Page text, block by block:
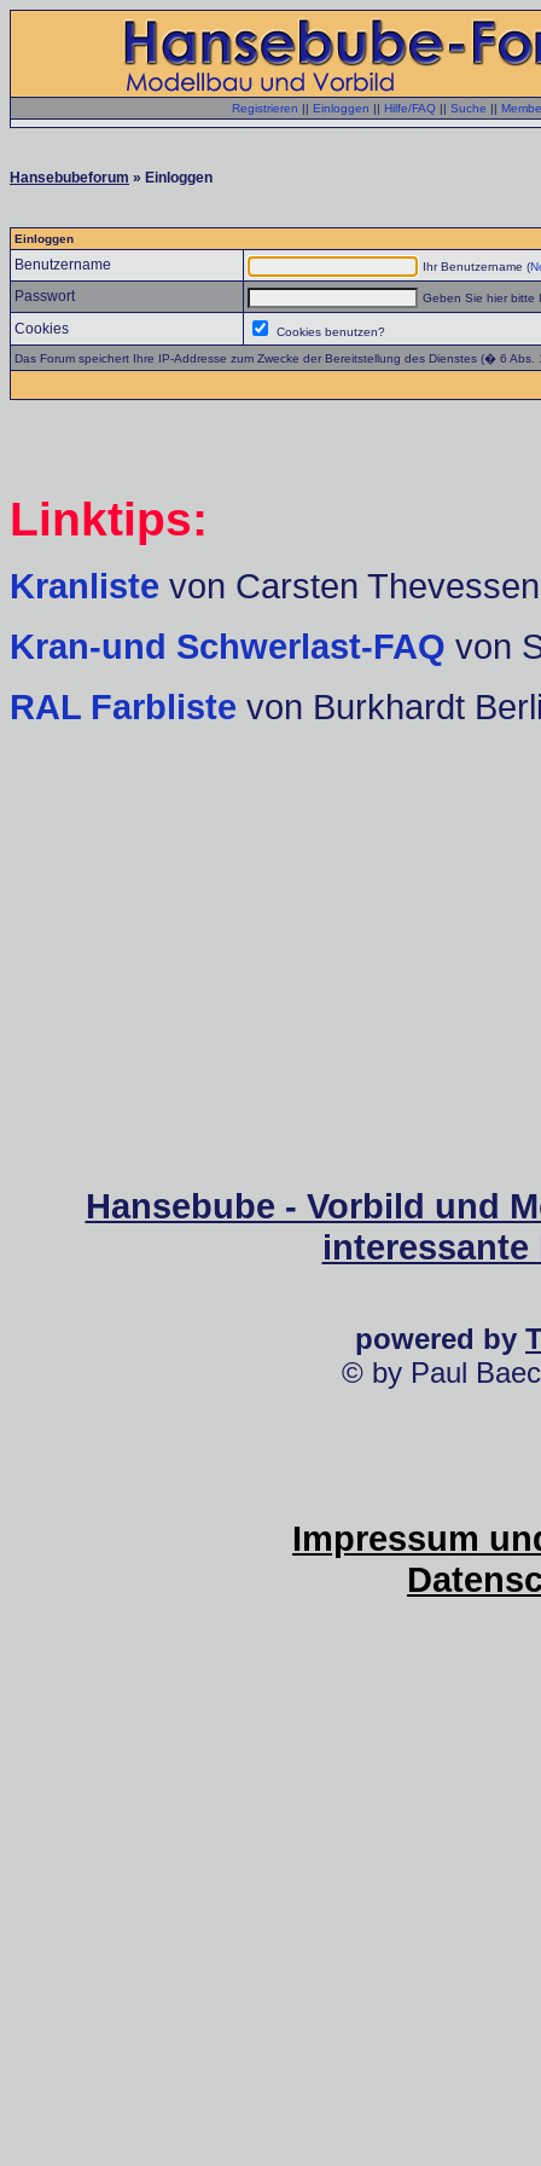
Registrieren || Einloggen || Hilfe/FAQ || Suche ||
Hansebubeforum » Einloggen
Einloggen
Benutzername Ihr Benutzername (
Passwort Geben Sie hier bitte
Cookies
Cookies benutzen?
Das Forum speichert Ihre IP-Addresse zum Zwecke der Bereitstellung des Dienstes (� 6
Linktips:
Kranliste von Carsten Thevessen
Kran-und Schwerlast-FAQ von
RAL Farbliste von Burkhardt
Hansebube - Vorbild und
powered by
© by Paul
Impressum